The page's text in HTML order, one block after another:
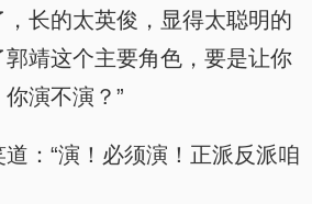
长的太英俊，显得太聪明的
靖这个主要角色，要是让你
演不演？”
：“演！必须演！正派反派咱